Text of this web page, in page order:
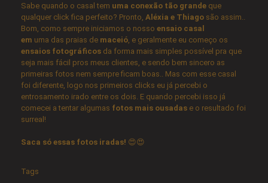
Sabe quando o casal tem uma conexão tão grande que
qualquer click fica perfeito? Pronto, Aléxia e Thiago são assim..
Bom, como sempre iniciamos o nosso ensaio casal
em uma das praias de maceió , e geralmente eu começo os
ensaios fotográficos da forma mais simples possível pra que
seja mais fácil pros meus clientes, e sendo bem sincero as
primeiras fotos nem sempre ficam boas.. Mas com esse casal
foi diferente, logo nos primeiros clicks eu já percebi o
entrosamento irado entre os dois. E quando percebi isso já
comecei a tentar algumas fotos mais ousadas e o resultado foi
surreal!
Saca só essas fotos iradas! 😍😍
Tags